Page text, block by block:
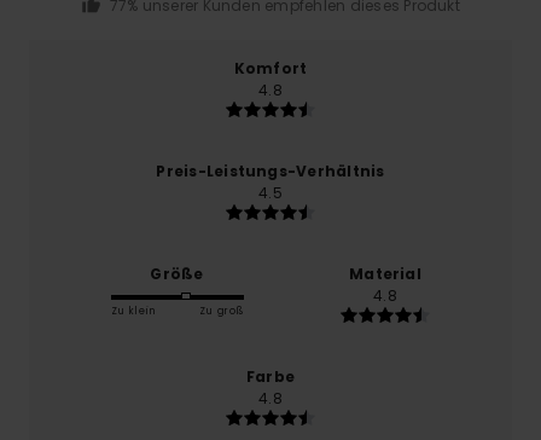
77% unserer Kunden empfehlen dieses Produkt
Komfort
4.8
Preis-Leistungs-Verhältnis
4.5
Größe
Zu klein Zu groß
Material
4.8
Farbe
4.8